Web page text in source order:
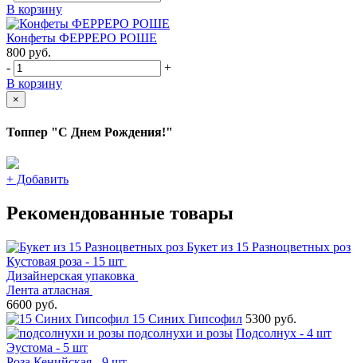
В корзину
Конфеты ФЕРРЕРО РОШЕ
800 руб.
-
+
В корзину
×
Топпер "С Днем Рождения!"
+ Добавить
Рекомендованные товары
Букет из 15 Разноцветных роз
Кустовая роза - 15 шт
Дизайнерская упаковка
Лента атласная
6600 руб.
15 Синих Гипсофил 5300 руб.
подсолнухи и розы Подсолнух - 4 шт
Эустома - 5 шт